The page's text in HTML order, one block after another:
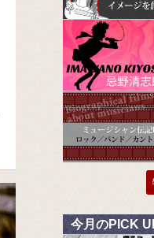
今月のPICK